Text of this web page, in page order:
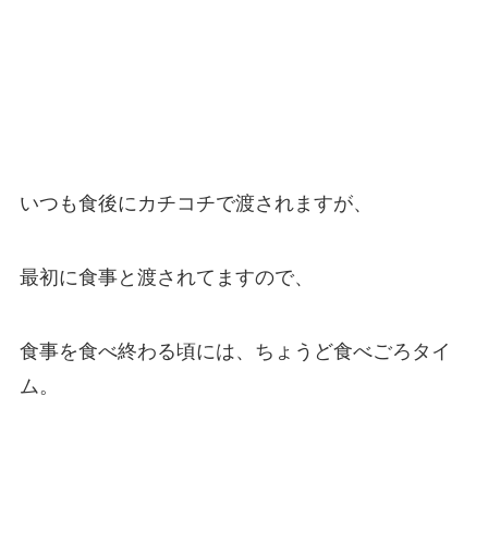
いつも食後にカチコチで渡されますが、
最初に食事と渡されてますので、
食事を食べ終わる頃には、ちょうど食べごろタイ
ム。